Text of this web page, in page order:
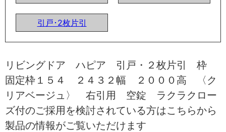
引戸･2枚片引
リビングドア ハピア 引戸・２枚片引 枠
固定枠１５４ ２４３２幅 ２０００高 〈ク
リアベージュ〉 右引用 空錠 ラクラクロー
ズ付のご採用を検討されている方はこちらから
製品の情報がご覧いただけます